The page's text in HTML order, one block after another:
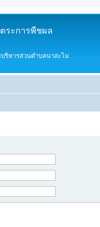
ระการพืชผล
ริหารส่วนตำบลนาสะไม